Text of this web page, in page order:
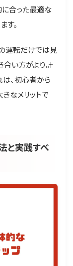
に合った最適な
す。
運転だけでは見
合い方がより計
、初心者から
なメリットで
と実践すべ